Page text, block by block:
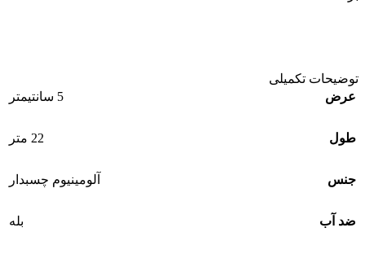
توضیحات تکمیلی
عرض
5 سانتیمتر
طول 22 متر
جنس آلومینیوم چسبدار
ضد آب بله